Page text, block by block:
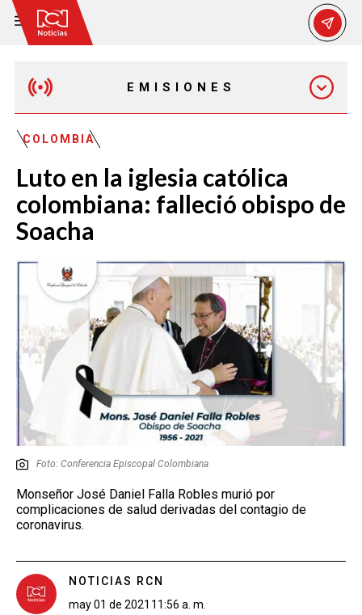
EMISIONES
EMISIÓN 7:00 PM
COLOMBIA
Luto en la iglesia católica
colombiana: falleció obispo de
Soacha
Foto: Conferencia Episcopal Colombiana
Monseñor José Daniel Falla Robles murió por
complicaciones de salud derivadas del contagio de
coronavirus.
NOTICIAS RCN
may 01 de 2021 11:56 a. m.